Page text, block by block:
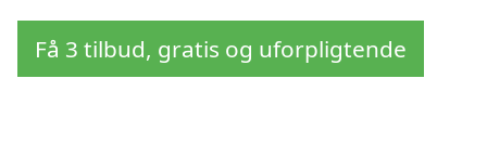
Få 3 tilbud, gratis og uforpligtende